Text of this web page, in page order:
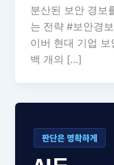
분산된 보안 경보
는 전략 #보안경
이버 현대 기업
백 개의 […]